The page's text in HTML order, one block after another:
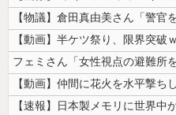
【動画】半ケツ祭り、限界突破
フェミさん「女性視点の避難所